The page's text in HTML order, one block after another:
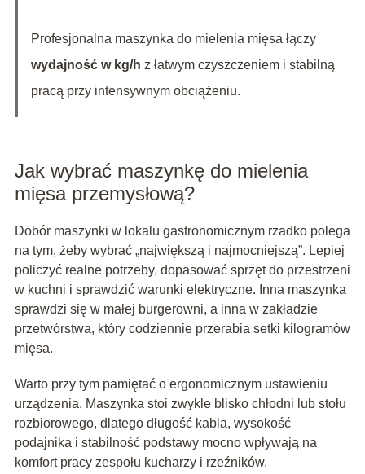
Profesjonalna maszynka do mielenia mięsa łączy
wydajność w kg/h z łatwym czyszczeniem i stabilną
pracą przy intensywnym obciążeniu.
Jak wybrać maszynkę do mielenia
mięsa przemysłową?
Dobór maszynki w lokalu gastronomicznym rzadko polega
na tym, żeby wybrać „największą i najmocniejszą”. Lepiej
policzyć realne potrzeby, dopasować sprzęt do przestrzeni
w kuchni i sprawdzić warunki elektryczne. Inna maszynka
sprawdzi się w małej burgerowni, a inna w zakładzie
przetwórstwa, który codziennie przerabia setki kilogramów
mięsa.
Warto przy tym pamiętać o ergonomicznym ustawieniu
urządzenia. Maszynka stoi zwykle blisko chłodni lub stołu
rozbiorowego, dlatego długość kabla, wysokość
podajnika i stabilność podstawy mocno wpływają na
komfort pracy zespołu kucharzy i rzeźników.